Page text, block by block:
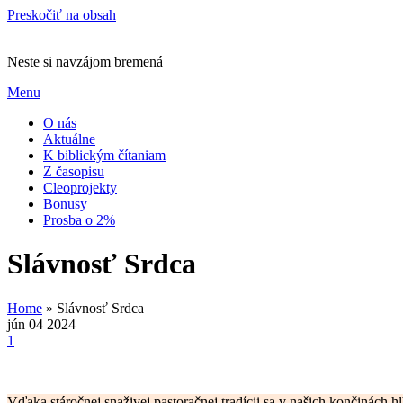
Preskočiť na obsah
Neste si navzájom bremená
Menu
O nás
Aktuálne
K biblickým čítaniam
Z časopisu
Cleoprojekty
Bonusy
Prosba o 2%
Slávnosť Srdca
Home » Slávnosť Srdca
jún 04 2024
1